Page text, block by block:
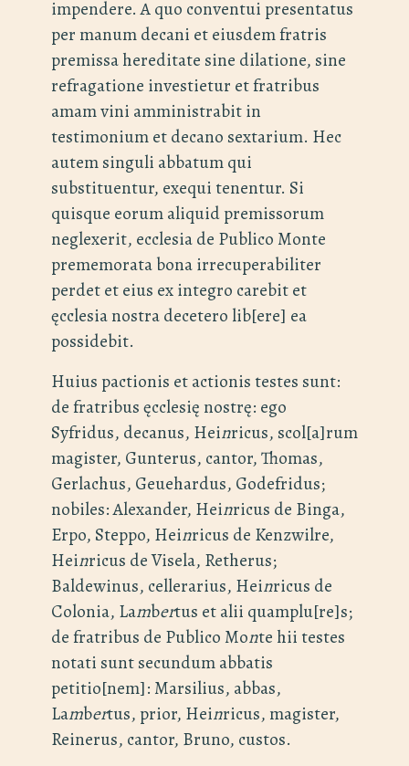
impendere. A quo conventui presentatus
per manum decani et eiusdem fratris
premissa hereditate sine dilatione, sine
refragatione investietur et fratribus
amam vini amministrabit in
testimonium et decano sextarium. Hec
autem singuli abbatum qui
substituentur, exequi tenentur. Si
quisque eorum aliquid premissorum
neglexerit, ecclesia de Publico Monte
prememorata bona irrecuperabiliter
perdet et eius ex integro carebit et
ęcclesia nostra decetero lib[ere] ea
possidebit.
Huius pactionis et actionis testes sunt:
de fratribus ęcclesię nostrę: ego
Syfridus, decanus, Heinricus, scol[a]rum
magister, Gunterus, cantor, Thomas,
Gerlachus, Geuehardus, Godefridus;
nobiles: Alexander, Heinricus de Binga,
Erpo, Steppo, Heinricus de Kenzwilre,
Heinricus de Visela, Retherus;
Baldewinus, cellerarius, Heinricus de
Colonia, Lambertus et alii quamplu[re]s;
de fratribus de Publico Monte hii testes
notati sunt secundum abbatis
petitio[nem]: Marsilius, abbas,
Lambertus, prior, Heinricus, magister,
Reinerus, cantor, Bruno, custos.